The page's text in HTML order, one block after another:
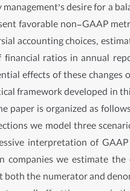
desire for a
favorable non-GAAP
accounting choices,
ratios in annual
effects of these changes
framework developed in
is organized as
we model three
interpretation of
we estimate the
both the numerator and